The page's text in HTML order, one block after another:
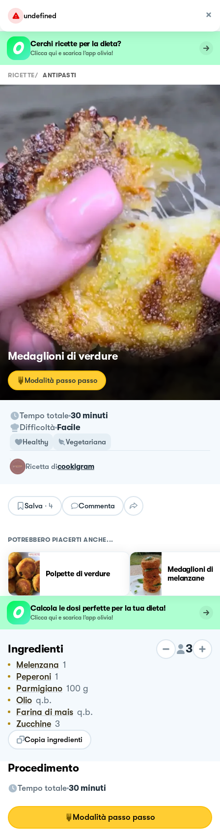
undefined
Cerchi ricette per la dieta?
Clicca qui e scarica l’app olivia!
RICETTE/ ANTIPASTI
Medaglioni di verdure
Modalità passo passo
Tempo totale 30 minuti
Difficoltà Facile
Healthy Vegetariana
ricetta dicookigram
Salva · 4 Commenta
POTREBBERO PIACERTI ANCHE...
Polpette di verdure
Medaglioni di
melanzane
Calcola le dosi perfette per la tua dieta!
Clicca qui e scarica l’app olivia!
Ingredienti 3
Melenzana 1
Peperoni 1
Parmigiano 100 g
Olio q.b.
Farina di mais q.b.
Zucchine 3
Copia ingredienti
Procedimento
Tempo totale 30 minuti
Modalità passo passo